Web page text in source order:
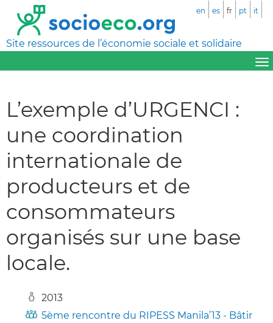
Site ressources de l’économie sociale et solidaire
en es fr pt it
L’exemple d’URGENCI :
une coordination
internationale de
producteurs et de
consommateurs
organisés sur une base
locale.
2013
5ème rencontre du RIPESS Manila’13 - Bâtir